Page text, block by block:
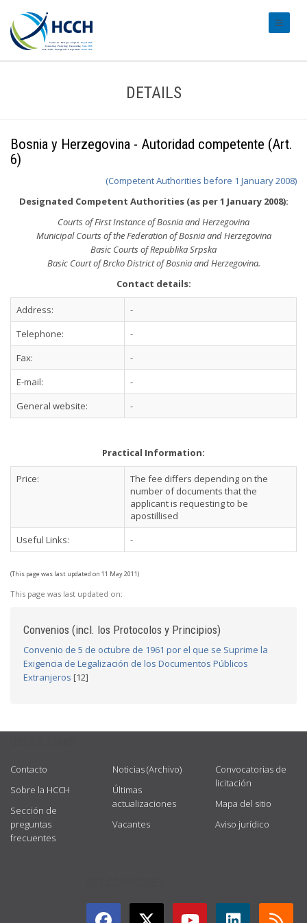
DETAILS
Bosnia y Herzegovina - Autoridad competente (Art.
6)
(Competent Authorities before 1 January 2008)
Designated Competent Authorities (as per 1 January 2008):
Courts of First Instance of Bosnia and Herzegovina
Municipal Courts of the Federation of Bosnia and Herzegovina
Basic Courts of Republika Srpska
Basic Court of Brcko District of Bosnia and Herzegovina.
Contact details:
Address:
-
Telephone:
-
Fax:
-
E-mail:
-
General website:
-
Practical Information:
Price:
The fee differs depending on the
number of documents that the
applicant is requesting to be
apostillised
Useful Links:
-
(This page was last updated on 11 May 2011)
This page was last updated on:
Convenios (incl. los Protocolos y Principios)
Convenio de 5 de octubre de 1961 por el que se Suprime la
Exigencia de Legalización de los Documentos Públicos
Extranjeros [12]
Contacto
Sobre la HCCH
Sección de
preguntas
frecuentes
Noticias (Archivo)
Últimas
actualizaciones
Vacantes
Convocatorias de
licitación
Mapa del sitio
Aviso jurídico